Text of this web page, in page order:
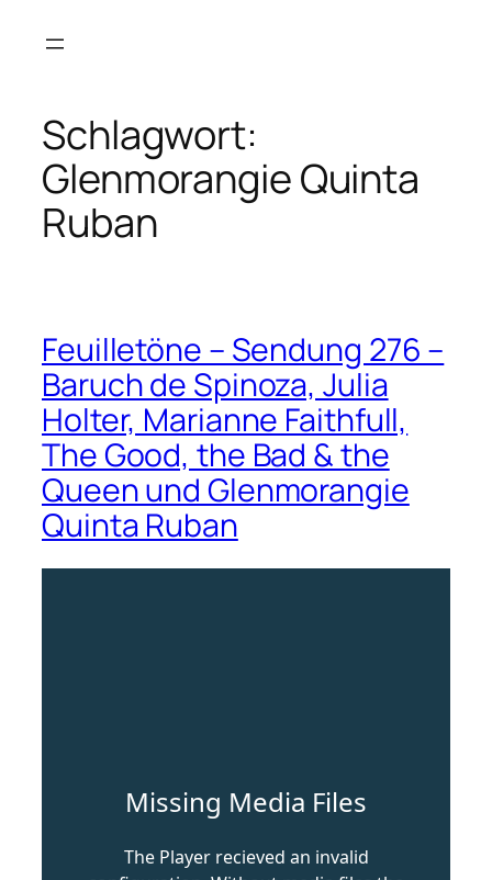
Inhalt
Schlagwort:
Glenmorangie Quinta
Ruban
Feuilletöne – Sendung 276 –
Baruch de Spinoza, Julia
Holter, Marianne Faithfull,
The Good, the Bad & the
Queen und Glenmorangie
Quinta Ruban